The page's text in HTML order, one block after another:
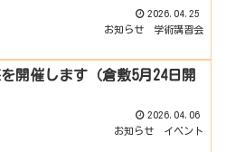
2026.04.25
お知らせ
学術講習会
開催します（倉敷5月24日開
2026.04.06
お知らせ
イベント